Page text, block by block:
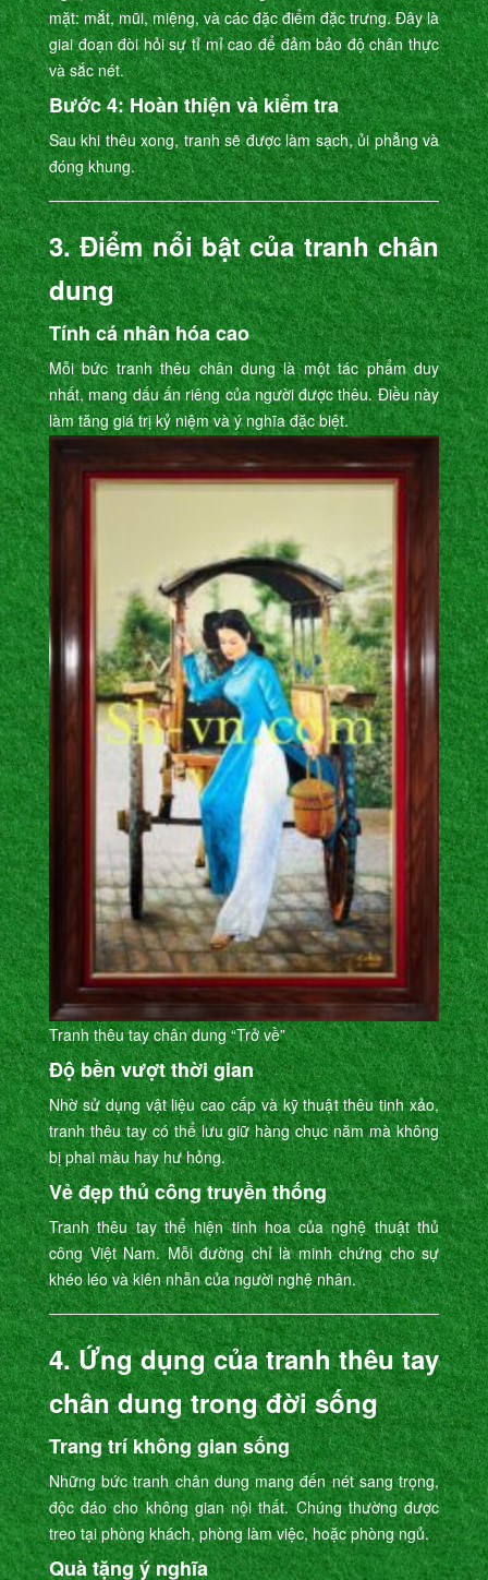
mặt: mắt, mũi, miệng, và các đặc điểm đặc trưng. Đây là
giai đoạn đòi hỏi sự tỉ mỉ cao để đảm bảo độ chân thực
và sắc nét.
Bước 4: Hoàn thiện và kiểm tra
Sau khi thêu xong, tranh sẽ được làm sạch, ủi phẳng và
đóng khung.
3. Điểm nổi bật của tranh chân
dung
Tính cá nhân hóa cao
Mỗi bức tranh thêu chân dung là một tác phẩm duy
nhất, mang dấu ấn riêng của người được thêu. Điều này
làm tăng giá trị kỷ niệm và ý nghĩa đặc biệt.
Tranh thêu tay chân dung “Trở về”
Độ bền vượt thời gian
Nhờ sử dụng vật liệu cao cấp và kỹ thuật thêu tinh xảo,
tranh thêu tay có thể lưu giữ hàng chục năm mà không
bị phai màu hay hư hỏng.
Vẻ đẹp thủ công truyền thống
Tranh thêu tay thể hiện tinh hoa của nghệ thuật thủ
công Việt Nam. Mỗi đường chỉ là minh chứng cho sự
khéo léo và kiên nhẫn của người nghệ nhân.
4. Ứng dụng của tranh thêu tay
chân dung trong đời sống
Trang trí không gian sống
Những bức tranh chân dung mang đến nét sang trọng,
độc đáo cho không gian nội thất. Chúng thường được
treo tại phòng khách, phòng làm việc, hoặc phòng ngủ.
Quà tặng ý nghĩa